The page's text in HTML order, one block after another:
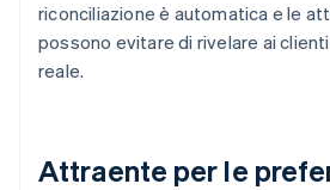
riconciliazione è automatica e le
possono evitare di rivelare ai
reale.
Attraente per le